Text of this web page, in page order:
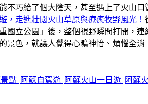
不巧給了個大陰天，甚至遇上了火山
，走進壯闊火山草原與療癒牧野風光！
國立公園」後，整個視野瞬間打開，
景色，就讓人覺得心曠神怡、煩惱全消
點 阿蘇自駕遊 阿蘇火山一日遊 阿蘇